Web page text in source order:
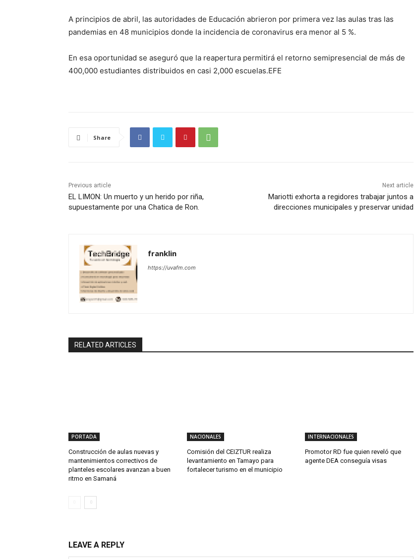
A principios de abril, las autoridades de Educación abrieron por primera vez las aulas tras las
pandemias en 48 municipios donde la incidencia de coronavirus era menor al 5 %.
En esa oportunidad se aseguró que la reapertura permitirá el retorno semipresencial de más de
400,000 estudiantes distribuidos en casi 2,000 escuelas.EFE
Share
Previous article
EL LIMON: Un muerto y un herido por riña,
supuestamente por una Chatica de Ron.
Next article
Mariotti exhorta a regidores trabajar juntos a
direcciones municipales y preservar unidad
franklin
https://uvafm.com
RELATED ARTICLES
PORTADA
Construcción de aulas nuevas y
mantenimientos correctivos de
planteles escolares avanzan a buen
ritmo en Samaná
NACIONALES
Comisión del CEIZTUR realiza
levantamiento en Tamayo para
fortalecer turismo en el municipio
INTERNACIONALES
Promotor RD fue quien reveló que
agente DEA conseguía visas
LEAVE A REPLY